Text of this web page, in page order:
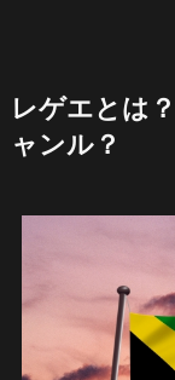
レゲエとは
ャンル？